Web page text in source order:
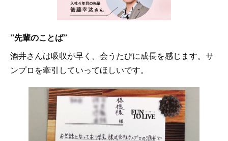
”先輩のことば”
酒井さんは吸収が早く、会うたびに成長を感じます。サ
ンプロを牽引していってほしいです。